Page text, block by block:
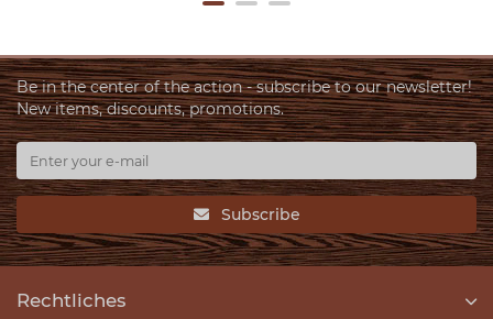
Be in the center of the action - subscribe to our newsletter!
New items, discounts, promotions.
Subscribe
Rechtliches